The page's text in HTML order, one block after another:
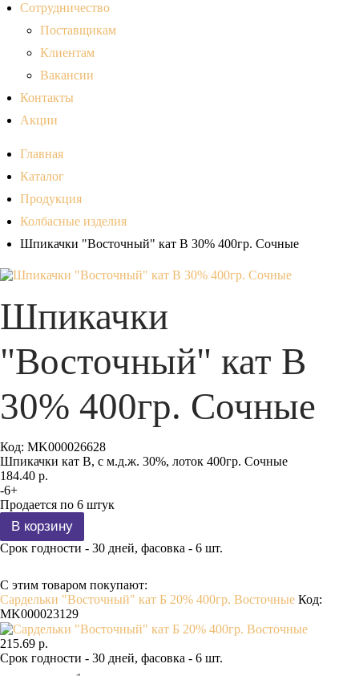
Сотрудничество
Поставщикам
Клиентам
Вакансии
Контакты
Акции
Главная
Каталог
Продукция
Колбасные изделия
Шпикачки "Восточный" кат В 30% 400гр. Сочные
Шпикачки
"Восточный" кат В
30% 400гр. Сочные
Код: MK000026628
Шпикачки кат В, с м.д.ж. 30%, лоток 400гр. Сочные
184.40 р.
-6+
Продается по 6 штук
Срок годности - 30 дней, фасовка - 6 шт.
С этим товаром покупают:
Сардельки "Восточный" кат Б 20% 400гр. Восточные Код:
MK000023129
215.69 р.
Срок годности - 30 дней, фасовка - 6 шт.